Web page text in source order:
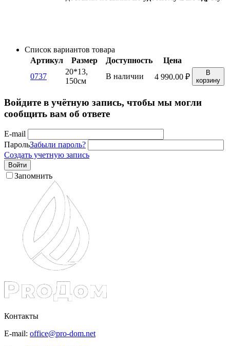
Список вариантов товара
Артикул
Размер Доступность
Цена
0737
20*13,
150см
В наличии 4 990.00 ₽
В
корзину
Войдите в учётную запись, чтобы мы могли
сообщить вам об ответе
E-mail
ПарольЗабыли пароль?
Создать учетную запись
Войти
Запомнить
Контакты
E-mail: office@pro-dom.net